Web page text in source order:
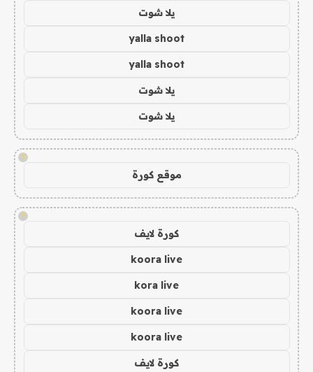
يلا شوت
yalla shoot
yalla shoot
يلا شوت
يلا شوت
!
موقع كورة
!
كورة لايف
koora live
kora live
koora live
koora live
كورة لايف